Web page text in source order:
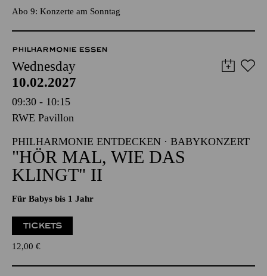
Abo 9: Konzerte am Sonntag
PHILHARMONIE ESSEN
Wednesday
10.02.2027
09:30 - 10:15
RWE Pavillon
PHILHARMONIE ENTDECKEN · BABYKONZERT
"HÖR MAL, WIE DAS
KLINGT" II
Für Babys bis 1 Jahr
TICKETS
12,00 €